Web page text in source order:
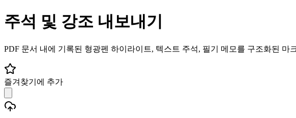
주석 및 강조 내보내기
PDF 문서 내에 기록된 형광펜 하이라이트, 텍스트 주석, 필기 메모를 구조화된 마
즐겨찾기에 추가